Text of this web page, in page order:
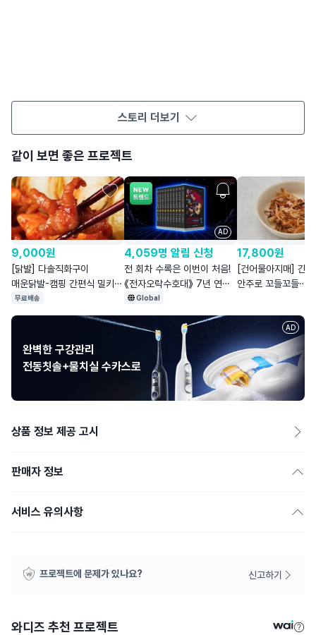
스토리 더보기
같이 보면 좋은 프로젝트
9,000원
[닭발] 다솔직화구이
매운닭발-캠핑 간편식 밀키트
주먹밥 안주 간식 야식
무료배송
AD
4,059명 알림 신청
전 회차 수록은 이번이 처음!
《전자오락수호대》 7년 연재
최초 완전판
Global
17,800원
[건어물아지매] 간
안주로 꼬들꼬들
완벽한 구강관리
전동칫솔+물치실 수카스로
AD
상품 정보 제공 고시
판매자 정보
서비스 유의사항
프로젝트에 문제가 있나요? 신고하기
와디즈 추천 프로젝트